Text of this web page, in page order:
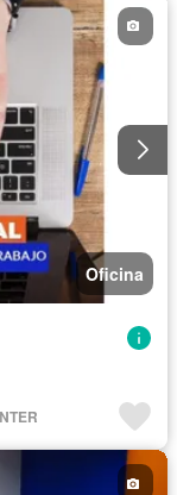
Oficina